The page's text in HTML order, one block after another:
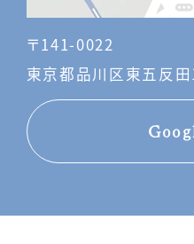
〒141-0022
東京都品川区東五反